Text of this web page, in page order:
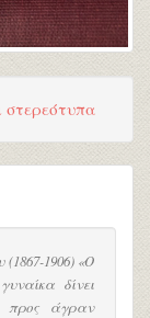
στερεότυπα
1906) «Ο
δίνει
προς άγραν